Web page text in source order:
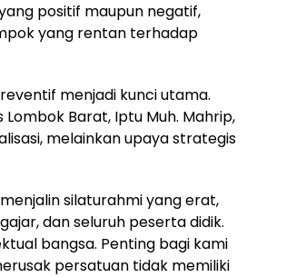
positif maupun negatif,
yang rentan terhadap
menjadi kunci utama.
Barat, Iptu Muh. Mahrip,
melainkan upaya strategis
silaturahmi yang erat,
dan seluruh peserta didik.
bangsa. Penting bagi kami
persatuan tidak memiliki